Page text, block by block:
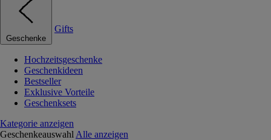
Geschenke
Gifts
Hochzeitsgeschenke
Geschenkideen
Bestseller
Exklusive Vorteile
Geschenksets
Kategorie anzeigen
Geschenkeauswahl Alle anzeigen